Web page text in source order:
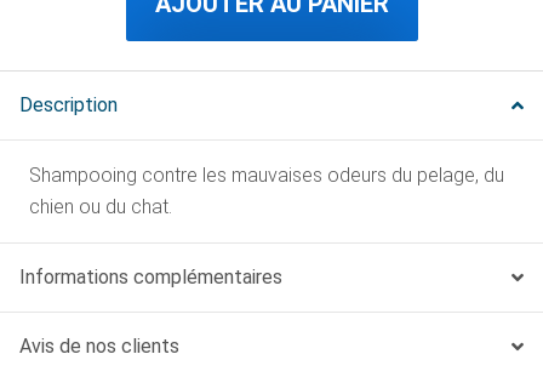
Description
Shampooing contre les mauvaises odeurs du pelage, du
chien ou du chat.
Informations complémentaires
Avis de nos clients